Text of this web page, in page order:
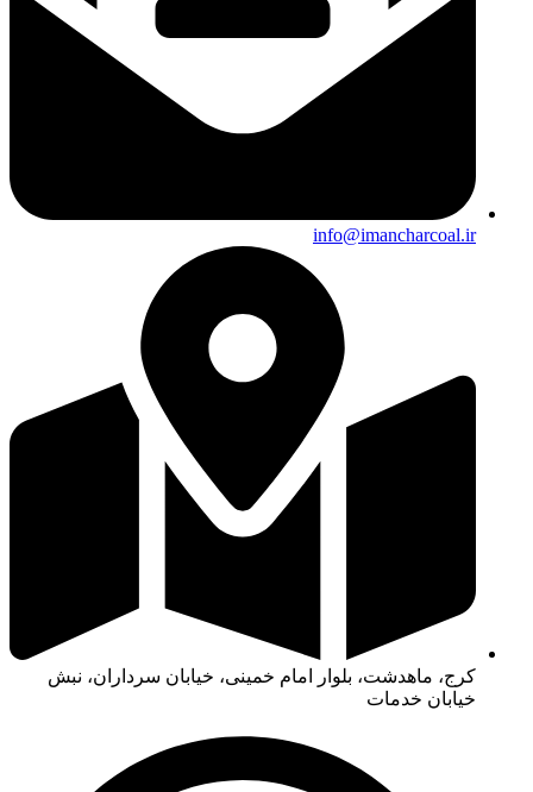
info@imancharcoal.ir
کرج، ماهدشت، بلوار امام خمینی، خیابان سرداران، نبش
خیابان خدمات